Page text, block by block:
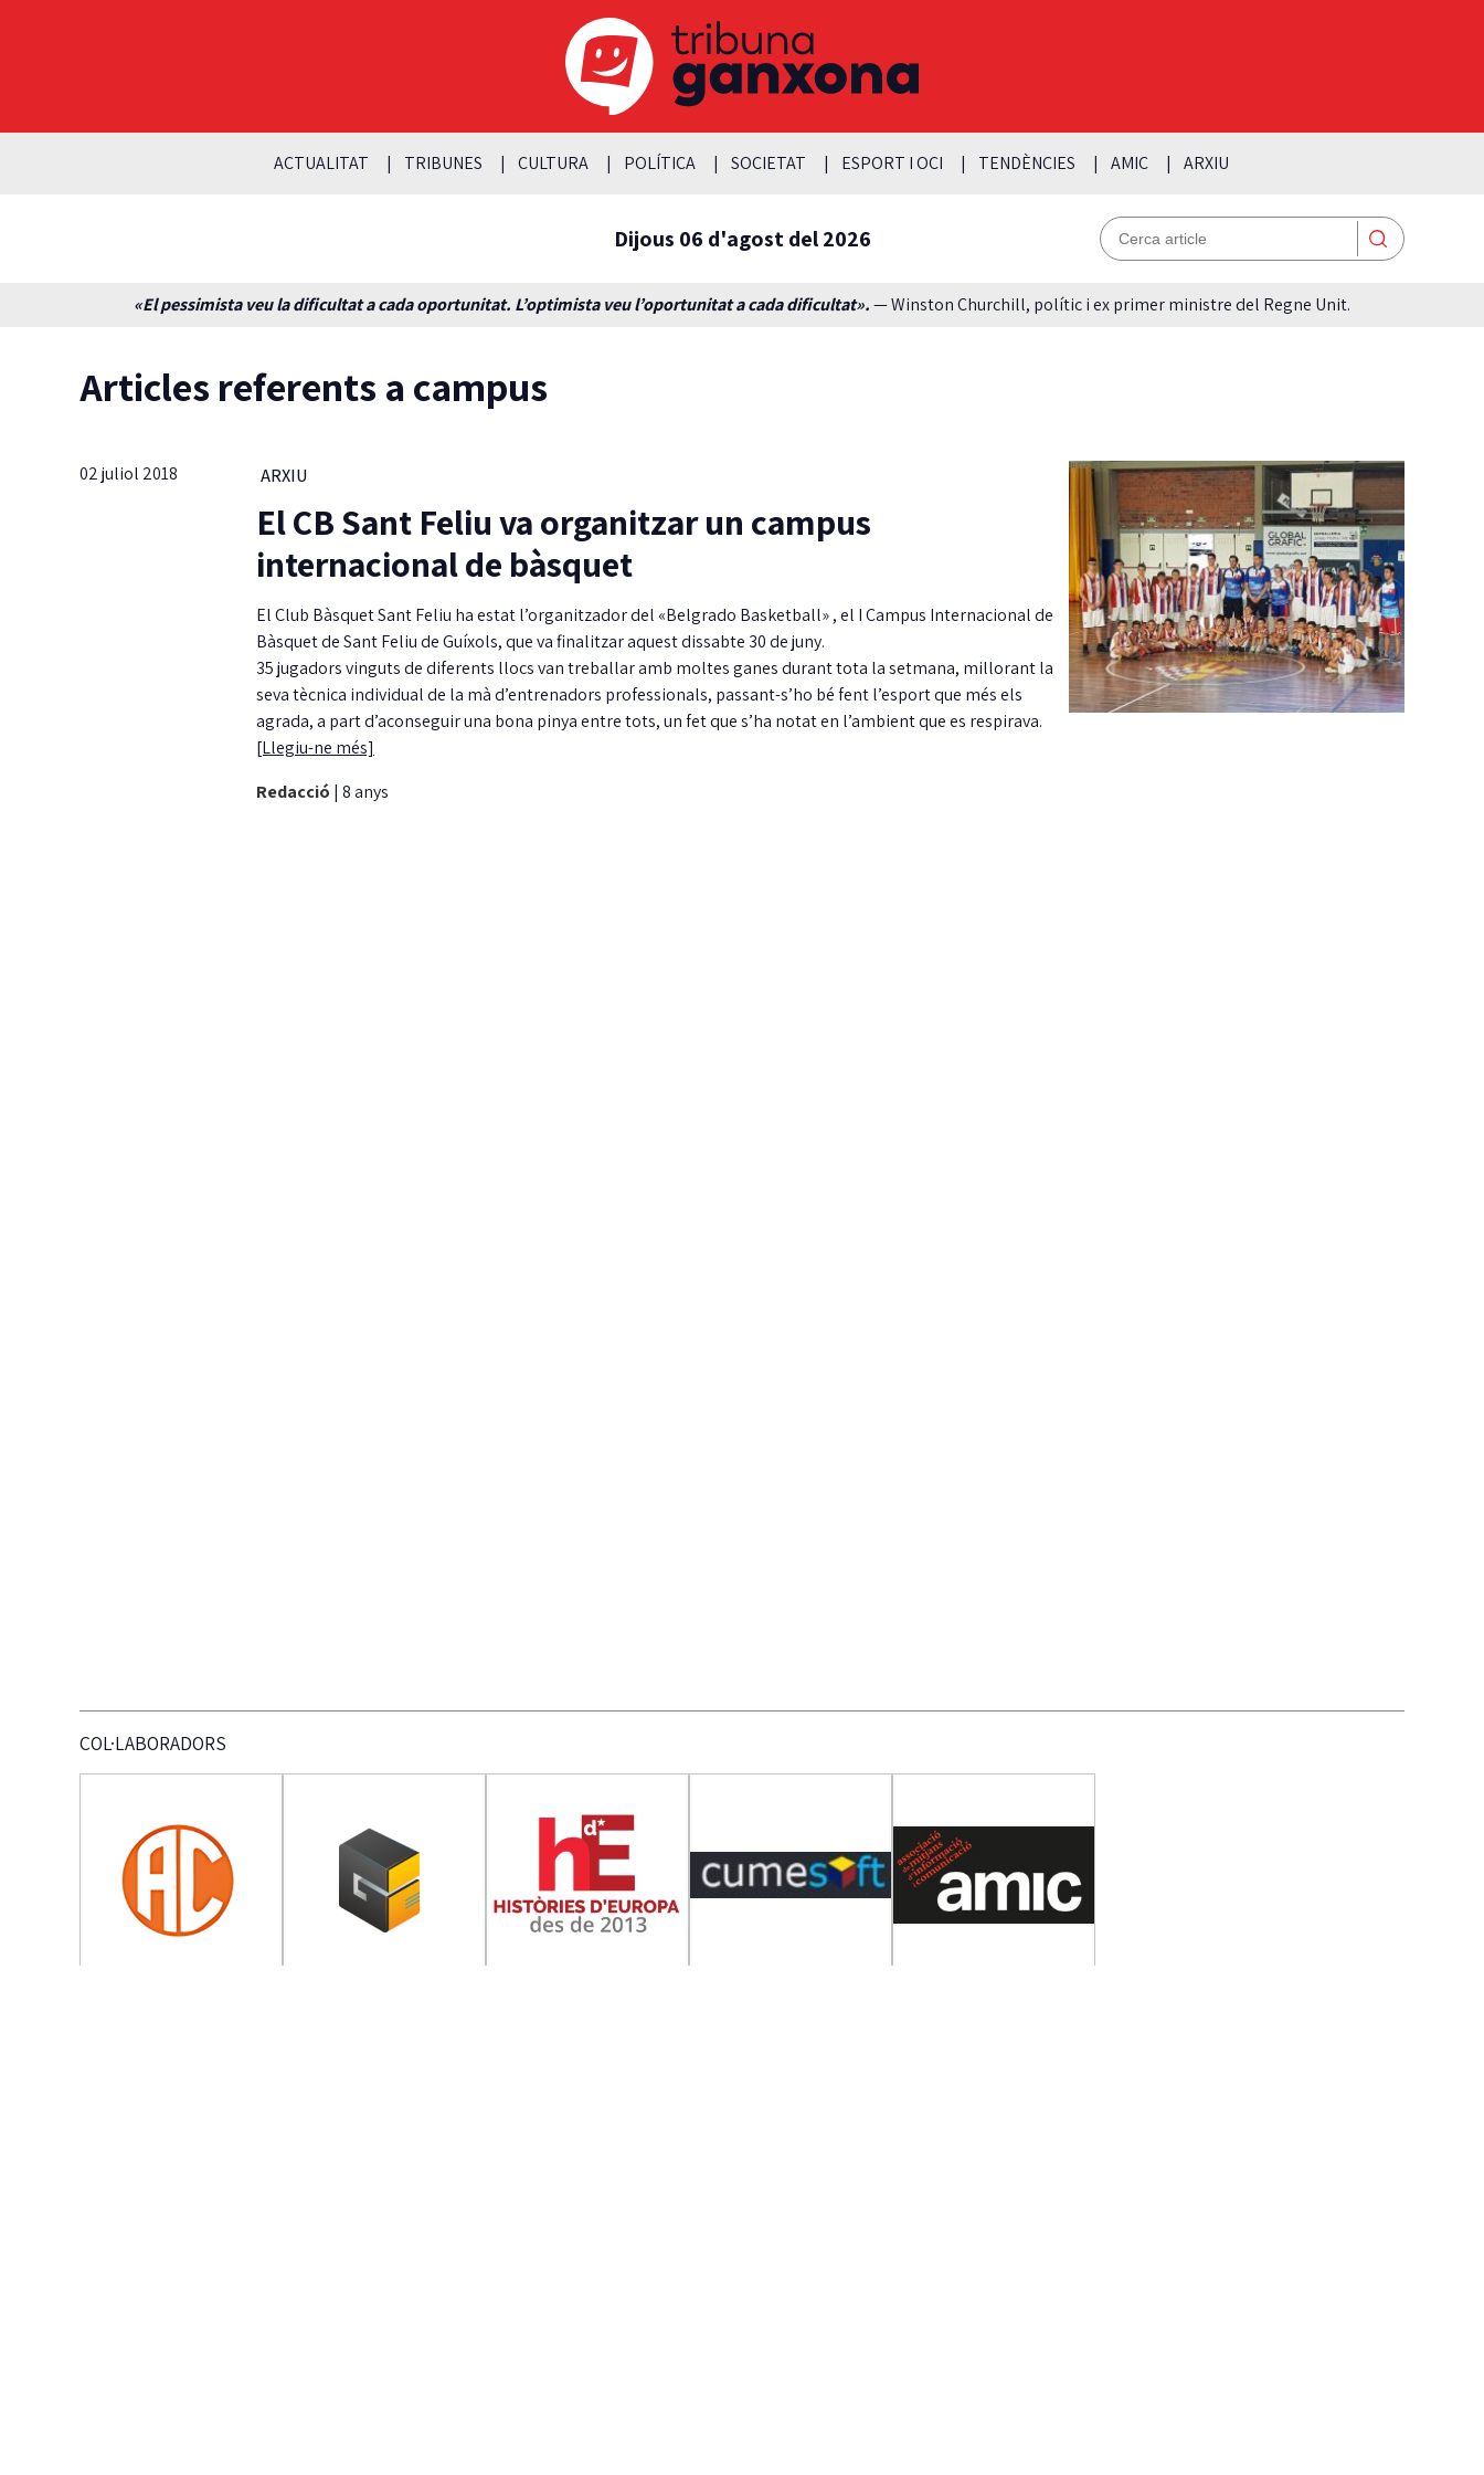
ACTUALITAT TRIBUNES CULTURA POLÍTICA SOCIETAT ESPORT I OCI TENDÈNCIES AMIC ARXIU
Dijous 06 d'agost del 2026
«El pessimista veu la dificultat a cada oportunitat. L’optimista veu l’oportunitat a cada dificultat».— Winston Churchill, polític i ex primer ministre del Regne Unit.
Articles referents a campus
02 juliol 2018 ARXIU
El CB Sant Feliu va organitzar un campus
internacional de bàsquet
El Club Bàsquet Sant Feliu ha estat l’organitzador del «Belgrado Basketball» , el I Campus Internacional de
Bàsquet de Sant Feliu de Guíxols, que va finalitzar aquest dissabte 30 de juny.
35 jugadors vinguts de diferents llocs van treballar amb moltes ganes durant tota la setmana, millorant la
seva tècnica individual de la mà d’entrenadors professionals, passant-s’ho bé fent l’esport que més els
agrada, a part d’aconseguir una bona pinya entre tots, un fet que s’ha notat en l’ambient que es respirava.
[Llegiu-ne més]
Redacció | 8 anys
COL·LABORADORS